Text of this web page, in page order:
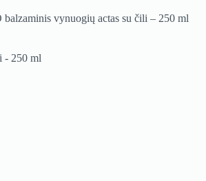
vynuogių actas su čili – 250 ml